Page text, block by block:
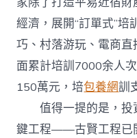
經濟，展開“訂單式”
巧、村落游玩、電商
面累計培訓7000余人
150萬元，培包養網訓
值得一提的是，投
鍵工程——古賢工程已